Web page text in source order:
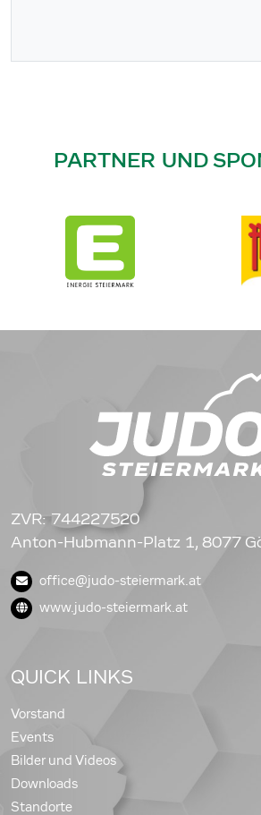
PARTNER UND
ZVR: 744227520
Anton-Hubmann-Platz 1, 8077
office@judo-steiermark.at
www.judo-steiermark.at
QUICK LINKS
Vorstand
Events
Bilder und Videos
Downloads
Standorte